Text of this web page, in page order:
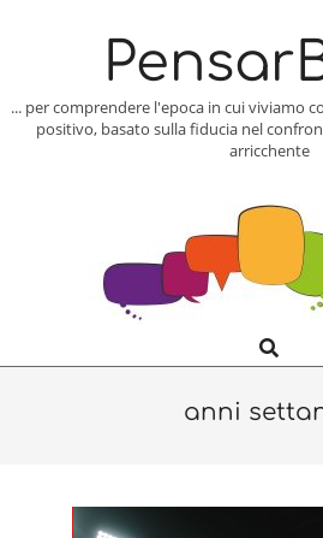
... per comprendere l'epoca in cui viviamo
positivo, basato sulla fiducia nel
arricchente
Navigation
Search
anni